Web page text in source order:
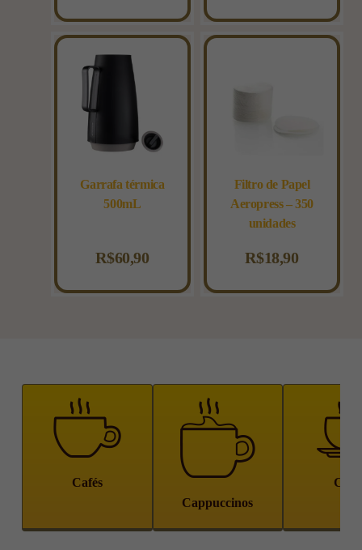
Garrafa térmica
500mL
R$60,90
Filtro de Papel
Aeropress – 350
unidades
R$18,90
Cafés
Cappuccinos
Chás